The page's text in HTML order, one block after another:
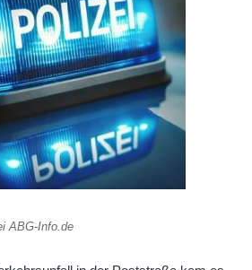
ABG-Info.de